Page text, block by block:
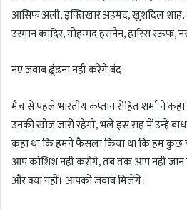
आसिफ अली, इफ्तिखार अहमद, खुशदिल शाह,
उस्मान कादिर, मोहम्मद हसनैन, हारिस रऊफ,
नए जवाब ढूंढना नहीं करेंगे बंद
मैच से पहले भारतीय कप्तान रोहित शर्मा ने
उनकी खोज जारी रहेगी, भले इस राह में उन्हें
कहा था कि हमने फैसला किया था कि हम
आप कोशिश नहीं करोगे, तब तक आप नहीं
और क्या नहीं। आपको जवाब मिलेंगे।